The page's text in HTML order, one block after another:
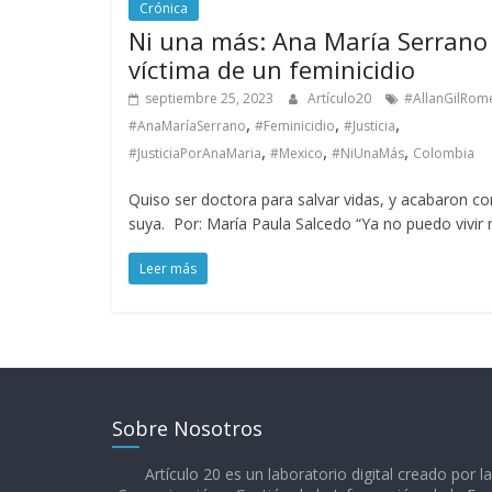
Crónica
Ni una más: Ana María Serrano
víctima de un feminicidio
septiembre 25, 2023 Artículo20
#AnaMaríaSerrano, #Feminicidio, #Justicia,
#JusticiaPorAnaMaria, #Mexico, #NiUnaMás, Colombia
Quiso ser doctora para salvar vidas, y acabaron
suya. Por: María Paula Salcedo “Ya no puedo vivir
Leer más
Sobre Nosotros
Artículo 20 es un laboratorio digital creado por